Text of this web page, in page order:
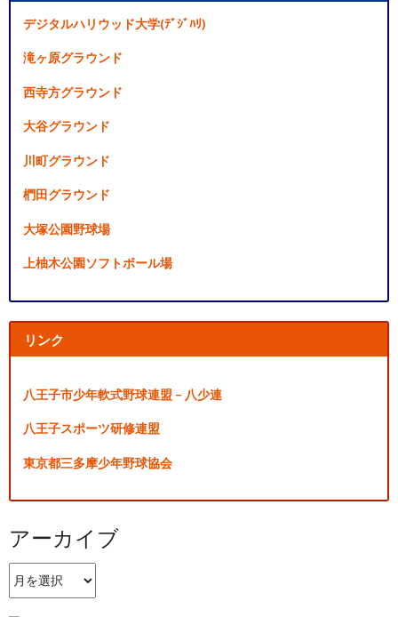
デジタルハリウッド大学(ﾃﾞｼﾞﾊﾘ)
滝ヶ原グラウンド
西寺方グラウンド
大谷グラウンド
川町グラウンド
椚田グラウンド
大塚公園野球場
上柚木公園ソフトボール場
リンク
八王子市少年軟式野球連盟 – 八少連
八王子スポーツ研修連盟
東京都三多摩少年野球協会
アーカイブ
ー